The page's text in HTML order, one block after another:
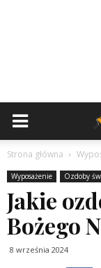
Strona główna
Wyposażenie Ozdoby
Jakie
Bożego
8 września 2024